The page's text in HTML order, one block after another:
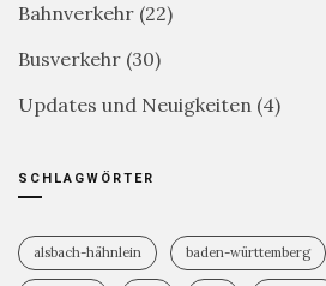
Bahnverkehr (22)
Busverkehr (30)
Updates und Neuigkeiten (4)
SCHLAGWÖRTER
alsbach-hähnlein baden-württemberg